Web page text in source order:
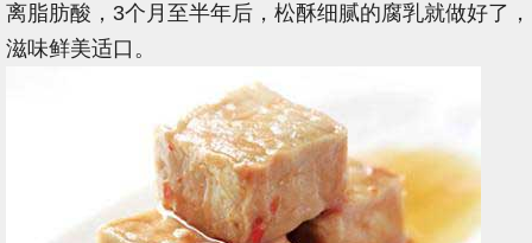
离脂肪酸，3个月至半年后，松酥细腻的腐乳就做好了，
滋味鲜美适口。